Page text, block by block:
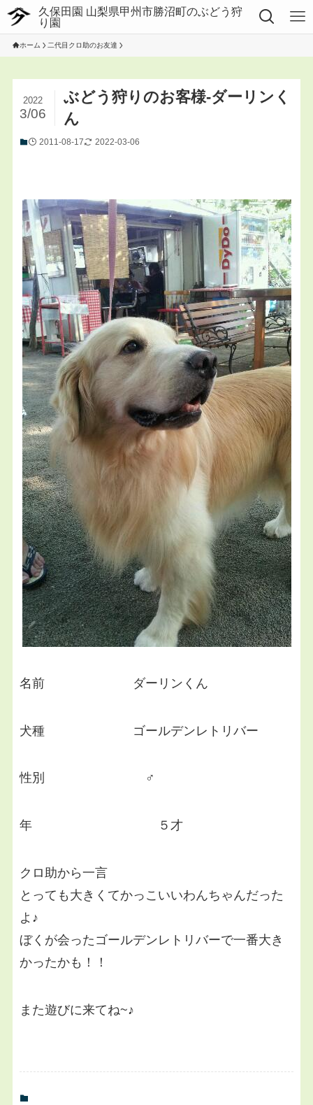
ホーム 二代目クロ助のお友達
ぶどう狩りのお客様-ダーリンく
ん
2022
3/06
2011-08-17 2022-03-06
名前 ダーリンくん
犬種 ゴールデンレトリバー
性別 ♂
年 ５才
クロ助から一言
とっても大きくてかっこいいわんちゃんだった
よ♪
ぼくが会ったゴールデンレトリバーで一番大き
かったかも！！
また遊びに来てね~♪